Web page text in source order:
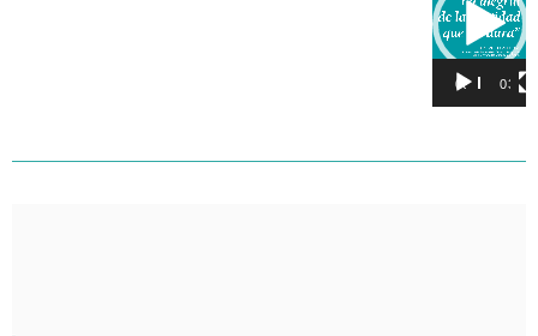
vídeo
00:00 03:51